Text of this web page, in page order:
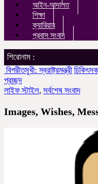
আইন-আদালত
শিক্ষা
ক্যারিয়ার
প্রবাস সংবাদ
শিরোনাম :
চিকিৎসকদের সেবার মানসিকতা
প্রচ্ছদ
লাইফ স্টাইল, সর্বশেষ সংবাদ
Images, Wishes,